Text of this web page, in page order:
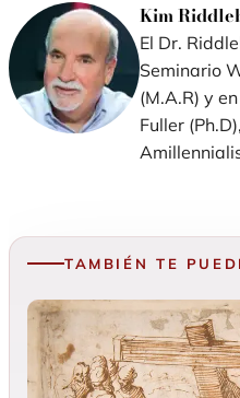
Kim
El Dr.
Seminario
(M.A.R) y
Fuller
TAMBIÉN TE